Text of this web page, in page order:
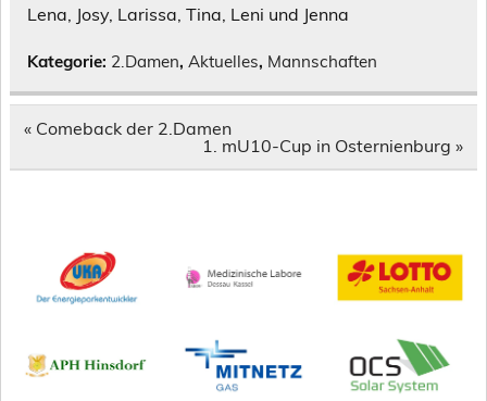
Lena, Josy, Larissa, Tina, Leni und Jenna
Kategorie: 2.Damen, Aktuelles, Mannschaften
Beitragsnavigation
« Comeback der 2.Damen
1. mU10-Cup in Osternienburg »